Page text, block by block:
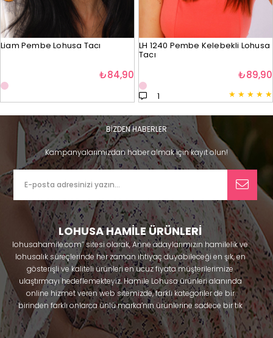
Liam Pembe Lohusa Tacı
₺84,90
LH 1240 Pembe Kelebekli Lohusa
Tacı
★ ★ ★ ★ ★
1
₺89,90
BİZDEN HABERLER
Kampanyalarımızdan haber almak için kayıt olun!
LOHUSA HAMİLE ÜRÜNLERİ
lohusahamile.com’’ sitesi olarak, Anne adaylarımızın hamilelik ve
lohusalık süreçlerinde her zaman ihtiyaç duyabileceği en şık, en
gösterişli ve kaliteli ürünleri en ucuz fiyata müşterilerimize
ulaştırmayı hedeflemekteyiz. Hamile Lohusa ürünleri alanında
online hizmet veren web sitemizde, farklı kategoriler de bir
birinden farklı onlarca ünlü marka’nın ürünlerine sadece bir tık
uzaklıkta olacaksınız. Hem hamilelik öncesi hem doğum sonrası
kullanabileceğiniz ürünler ile gebelik döneminizi huzur içinde